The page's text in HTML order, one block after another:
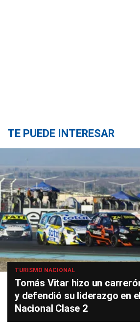
TE PUEDE INTERESAR
TURISMO NACIONAL
Tomás Vitar hizo un
y defendió su liderazgo en
Nacional Clase 2